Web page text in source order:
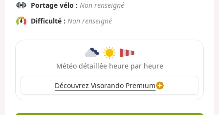
Portage vélo : Non renseigné
Difficulté : Non renseigné
Météo détaillée heure par heure
Découvrez Visorando Premium